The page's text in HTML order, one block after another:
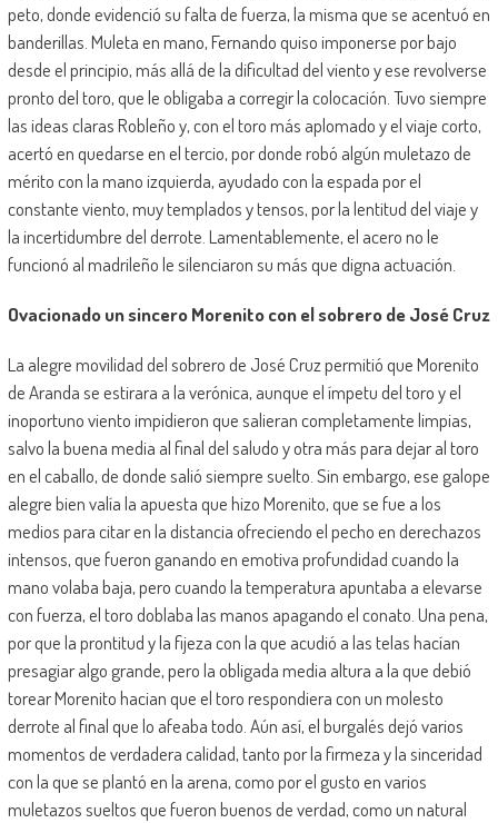
peto, donde evidenció su falta de fuerza, la misma que se acentuó en
banderillas. Muleta en mano, Fernando quiso imponerse por bajo
desde el principio, más allá de la dificultad del viento y ese revolverse
pronto del toro, que le obligaba a corregir la colocación. Tuvo siempre
las ideas claras Robleño y, con el toro más aplomado y el viaje corto,
acertó en quedarse en el tercio, por donde robó algún muletazo de
mérito con la mano izquierda, ayudado con la espada por el
constante viento, muy templados y tensos, por la lentitud del viaje y
la incertidumbre del derrote. Lamentablemente, el acero no le
funcionó al madrileño le silenciaron su más que digna actuación.
Ovacionado un sincero Morenito con el sobrero de José Cruz
La alegre movilidad del sobrero de José Cruz permitió que Morenito
de Aranda se estirara a la verónica, aunque el ímpetu del toro y el
inoportuno viento impidieron que salieran completamente limpias,
salvo la buena media al final del saludo y otra más para dejar al toro
en el caballo, de donde salió siempre suelto. Sin embargo, ese galope
alegre bien valía la apuesta que hizo Morenito, que se fue a los
medios para citar en la distancia ofreciendo el pecho en derechazos
intensos, que fueron ganando en emotiva profundidad cuando la
mano volaba baja, pero cuando la temperatura apuntaba a elevarse
con fuerza, el toro doblaba las manos apagando el conato. Una pena,
por que la prontitud y la fijeza con la que acudió a las telas hacían
presagiar algo grande, pero la obligada media altura a la que debió
torear Morenito hacian que el toro respondiera con un molesto
derrote al final que lo afeaba todo. Aún así, el burgalés dejó varios
momentos de verdadera calidad, tanto por la firmeza y la sinceridad
con la que se plantó en la arena, como por el gusto en varios
muletazos sueltos que fueron buenos de verdad, como un natural